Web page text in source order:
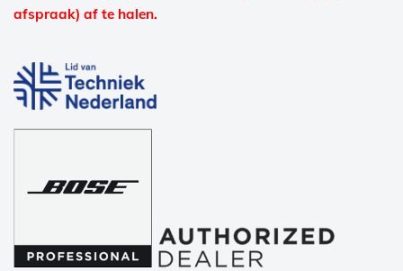
afspraak) af te halen.